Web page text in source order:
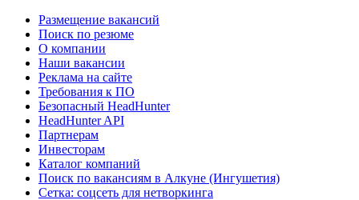
Размещение вакансий
Поиск по резюме
О компании
Наши вакансии
Реклама на сайте
Требования к ПО
Безопасный HeadHunter
HeadHunter API
Партнерам
Инвесторам
Каталог компаний
Поиск по вакансиям в Алкуне (Ингушетия)
Сетка: соцсеть для нетворкинга